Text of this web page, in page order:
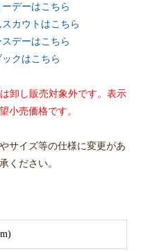
デーはこちら
カウトはこちら
デーはこちら
クはこちら
卸し販売対象外です。表示
小売価格です。
サイズ等の仕様に変更があ
ください。